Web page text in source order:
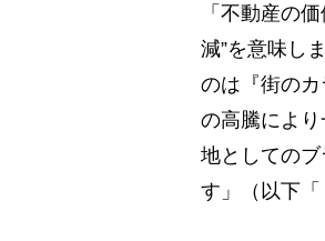
「不動産の
減”を意味し
のは『街の
の高騰によ
地としての
す」（以下